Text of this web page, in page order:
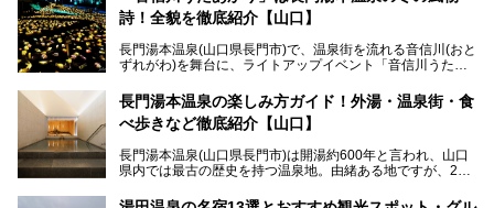
詩！全貌を徹底紹介【山口】
長門湯本温泉(山口県長門市)で、温泉街を流れる音信川(おと
ずれがわ)を舞台に、ライトアップイベント「音信川うたあ
～3月3日(日)。詩のナレーションや音楽に合わせた幻想的な
光の演出や、地元児童生徒が製作した作品などを設置。温泉
街を一段と輝かせてくれます。
今回は筆者自ら「音信川うたあかり2024」を体験し、その
全貌を徹底紹介。また同時期に開催されている「湯道展in長
長門湯本温泉の楽しみ方ガイド！外湯・温泉街・食
べ歩きなど徹底紹介【山口】
長門湯本温泉(山口県長門市)は開湯約600年と言われ、山口
県内では最古の歴史を持つ温泉地。由緒ある地ですが、202
生まれ変わりました。